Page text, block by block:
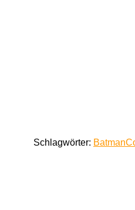
Schlagwörter: Batman